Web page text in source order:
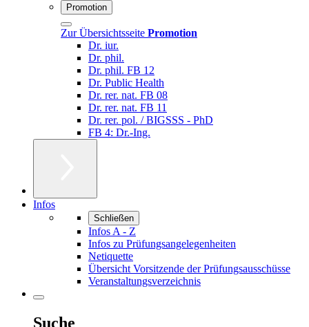
Promotion
Zur Übersichtsseite Promotion
Dr. iur.
Dr. phil.
Dr. phil. FB 12
Dr. Public Health
Dr. rer. nat. FB 08
Dr. rer. nat. FB 11
Dr. rer. pol. / BIGSSS - PhD
FB 4: Dr.-Ing.
Infos
Schließen
Infos A - Z
Infos zu Prüfungsangelegenheiten
Netiquette
Übersicht Vorsitzende der Prüfungsausschüsse
Veranstaltungsverzeichnis
Suche